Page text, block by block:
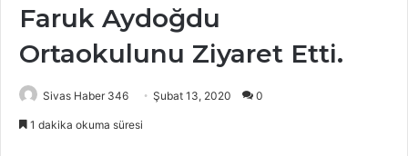
Faruk Aydoğdu
Ortaokulunu Ziyaret Etti.
Sivas Haber 346 Şubat 13, 2020 0
1 dakika okuma süresi